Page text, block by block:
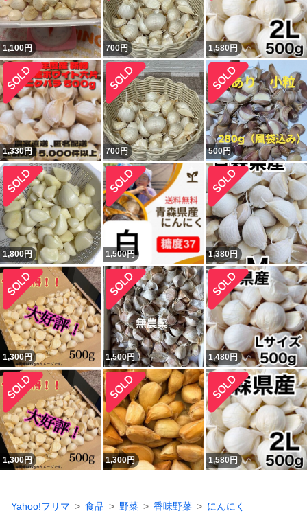
1,100円 700円 1,580 円
1,330円 700円 500円
1,800円 1,500円 1,380円
1,300円 1,500円 1,480 円
1,300円 1,300円 1,580 円
Yahoo!フリマ 食品 野菜 香味野菜 にんにく